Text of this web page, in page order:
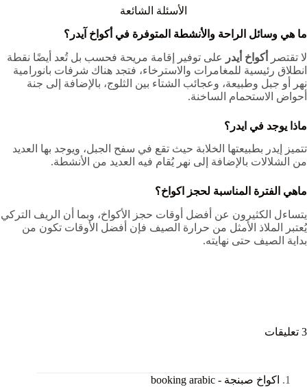
الأسئلة الشائعة
ما هي وسائل الراحة والأنشطة المتوفرة في أكواخ آيدر؟
لا تقتصر
أكواخ أيدر
على توفير إقامة مريحة فحسب بل تُعد أيضًا نقطة
انطلاق رئيسية للمغامرات والاسترخاء، فتجد هناك شرفات بانورامية
نهر أو جبل وطبيعة، وعجائب الشتاء بين الثلوج، بالإضافة إلى جنة
أحواض الاستحمام الساخنة.
ماذا يوجد في ايدر؟
تتميز إيدر بطبيعتها الخلابة حيث تقع في سفح الجبل، ويوجد بها العديد
من الشلالات بالإضافة إلى نهر يُقام فيه العديد من الأنشطة.
ماهي الفترة المناسبة لحجز اكواخ؟
يتساءل الكثيرون عن أفضل أوقات حجز الأكواخ، وبما أن الريف التركي
يُعتبر الملاذ الأمثل من حرارة الصيف فإن أفضل الأوقات تكون من
بداية الصيف حتى نهايته.
3 تعليقات
اكواخ صبنجة - booking arabic